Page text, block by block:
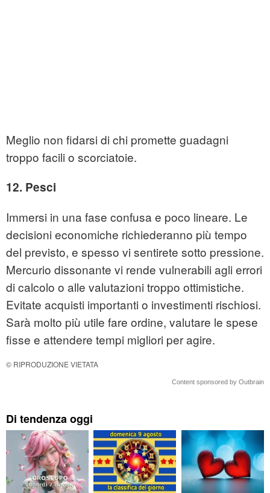
Meglio non fidarsi di chi promette guadagni
troppo facili o scorciatoie.
12. Pesci
Immersi in una fase confusa e poco lineare. Le
decisioni economiche richiederanno più tempo
del previsto, e spesso vi sentirete sotto pressione.
Mercurio dissonante vi rende vulnerabili agli errori
di calcolo o alle valutazioni troppo ottimistiche.
Evitate acquisti importanti o investimenti rischiosi.
Sarà molto più utile fare ordine, valutare le spese
fisse e attendere tempi migliori per agire.
© RIPRODUZIONE VIETATA
Content sponsored by Outbrain
Di tendenza oggi